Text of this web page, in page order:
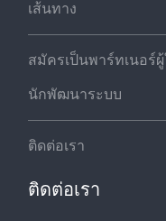
เส้นทาง
สมัครเป็นพาร์ทเนอร์
นักพัฒนาระบบ
ติดต่อเรา
ติดต่อเรา